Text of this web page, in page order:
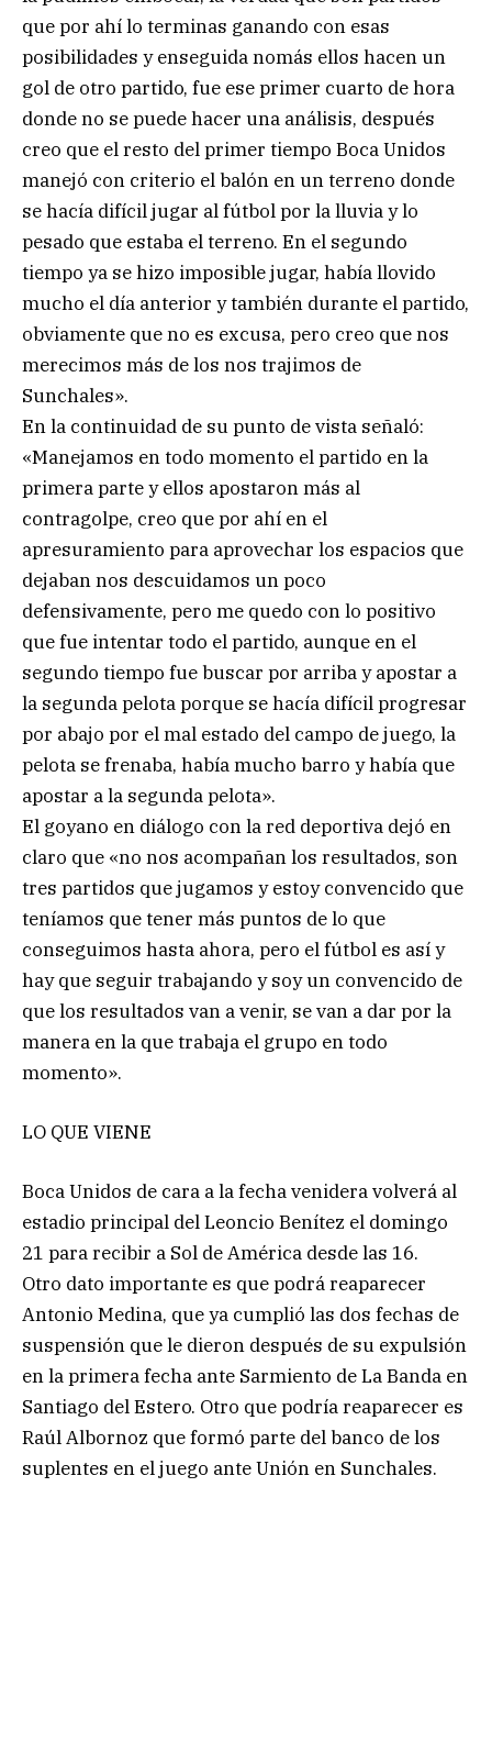
que por ahí lo terminas ganando con esas
posibilidades y enseguida nomás ellos hacen un
gol de otro partido, fue ese primer cuarto de hora
donde no se puede hacer una análisis, después
creo que el resto del primer tiempo Boca Unidos
manejó con criterio el balón en un terreno donde
se hacía difícil jugar al fútbol por la lluvia y lo
pesado que estaba el terreno. En el segundo
tiempo ya se hizo imposible jugar, había llovido
mucho el día anterior y también durante el partido,
obviamente que no es excusa, pero creo que nos
merecimos más de los nos trajimos de
Sunchales».
En la continuidad de su punto de vista señaló:
«Manejamos en todo momento el partido en la
primera parte y ellos apostaron más al
contragolpe, creo que por ahí en el
apresuramiento para aprovechar los espacios que
dejaban nos descuidamos un poco
defensivamente, pero me quedo con lo positivo
que fue intentar todo el partido, aunque en el
segundo tiempo fue buscar por arriba y apostar a
la segunda pelota porque se hacía difícil progresar
por abajo por el mal estado del campo de juego, la
pelota se frenaba, había mucho barro y había que
apostar a la segunda pelota».
El goyano en diálogo con la red deportiva dejó en
claro que «no nos acompañan los resultados, son
tres partidos que jugamos y estoy convencido que
teníamos que tener más puntos de lo que
conseguimos hasta ahora, pero el fútbol es así y
hay que seguir trabajando y soy un convencido de
que los resultados van a venir, se van a dar por la
manera en la que trabaja el grupo en todo
momento».
LO QUE VIENE
Boca Unidos de cara a la fecha venidera volverá al
estadio principal del Leoncio Benítez el domingo
21 para recibir a Sol de América desde las 16.
Otro dato importante es que podrá reaparecer
Antonio Medina, que ya cumplió las dos fechas de
suspensión que le dieron después de su expulsión
en la primera fecha ante Sarmiento de La Banda en
Santiago del Estero. Otro que podría reaparecer es
Raúl Albornoz que formó parte del banco de los
suplentes en el juego ante Unión en Sunchales.